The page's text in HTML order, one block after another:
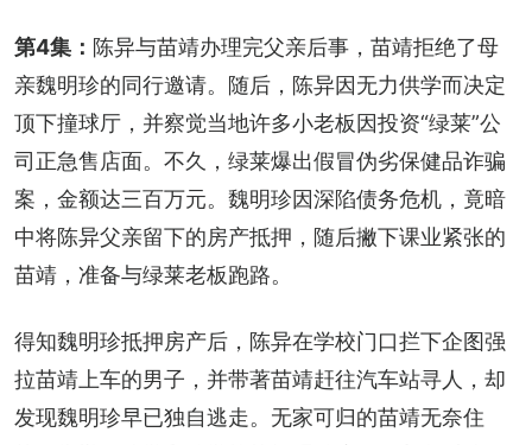
第4集： 陈异与苗靖办理完父亲后事，苗靖拒绝了母
亲魏明珍的同行邀请。随后，陈异因无力供学而决定
顶下撞球厅，并察觉当地许多小老板因投资“绿莱”公
司正急售店面。不久，绿莱爆出假冒伪劣保健品诈骗
案，金额达三百万元。魏明珍因深陷债务危机，竟暗
中将陈异父亲留下的房产抵押，随后撇下课业紧张的
苗靖，准备与绿莱老板跑路。
得知魏明珍抵押房产后，陈异在学校门口拦下企图强
拉苗靖上车的男子，并带著苗靖赶往汽车站寻人，却
发现魏明珍早已独自逃走。无家可归的苗靖无奈住